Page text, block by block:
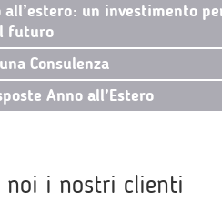
all’estero: un investimento
futuro
Consulenza
Anno all’Estero
noi i nostri clienti